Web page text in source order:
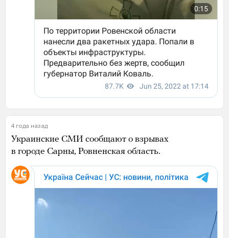
4 года назад
Украинские СМИ сообщают о взрывах
в городе Сарны, Ровненская область.